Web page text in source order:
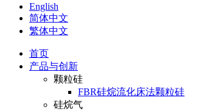
English
简体中文
繁体中文
首页
产品与创新
颗粒硅
FBR硅烷流化床法颗粒硅
硅烷气